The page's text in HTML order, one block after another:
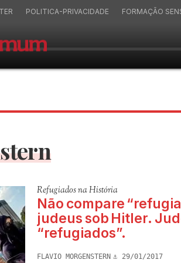
POLITICA-PRIVACIDADE FORMAÇÃO
Refugiados na História
Não compare
judeus sob Hitler.
“refugiados”.
FLAVIO MORGENSTERN 29/01/2017